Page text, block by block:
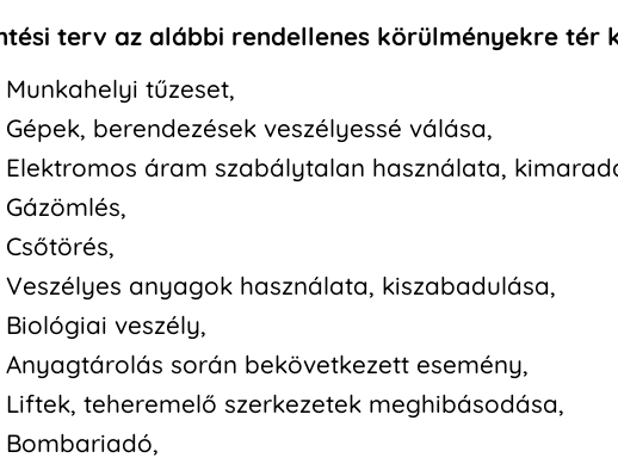
terv az alábbi rendellenes körülményekre tér
Munkahelyi tűzeset,
Gépek, berendezések veszélyessé válása,
Elektromos áram szabálytalan használata,
Gázömlés,
Csőtörés,
Veszélyes anyagok használata, kiszabadulása,
Biológiai veszély,
Anyagtárolás során bekövetkezett esemény,
Liftek, teheremelő szerkezetek meghibásodása,
Bombariadó,